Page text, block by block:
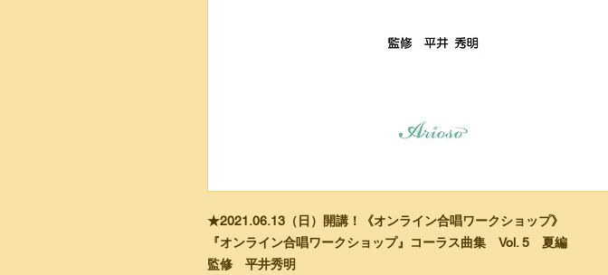
★2021.06.13（日）開講！《オンライン合唱ワークショップ》
『オンライン合唱ワークショップ』コーラス曲集 Vol. 5 夏編
​監修 平井秀明